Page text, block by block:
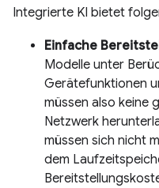
Integrierte KI bietet
Einfache
Modelle unter
Gerätefunktionen
müssen also keine
Netzwerk
müssen sich nicht
dem